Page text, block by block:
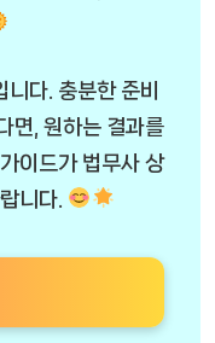
다. 충분한 준비
면, 원하는 결과를
이드가 법무사 상
니다.